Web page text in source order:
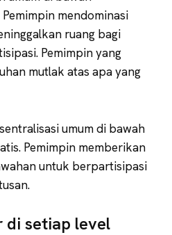
mendominasi
ruang bagi
Pemimpin yang
mutlak atas apa yang
umum di bawah
Pemimpin memberikan
untuk berpartisipasi
di setiap level